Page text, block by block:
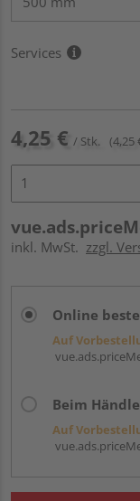
Services
4,25 € / Stk. (4,25
inkl. MwSt. zzgl.
Online
Auf
Beim
Auf